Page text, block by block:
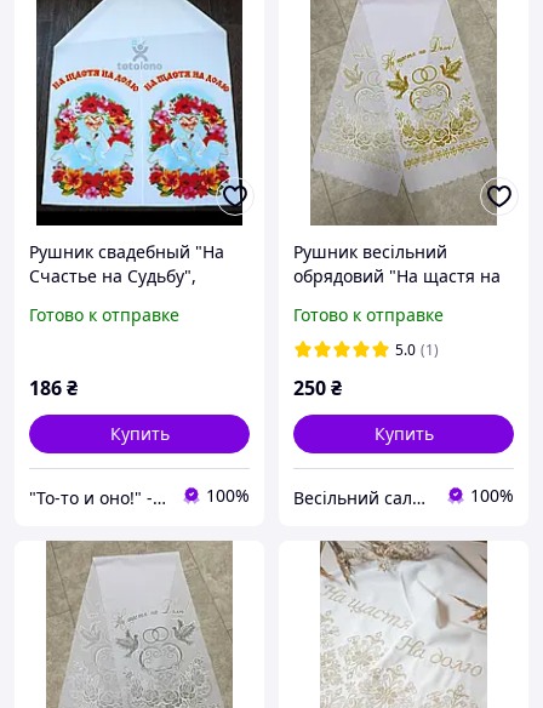
Рушник свадебный "На
Счастье на Судьбу",
ноги "На счастье на
Готово к отправке
186₴
Купить
"То-то и оно!" - Мультимаркет праздника 100%
Рушник весільний
обрядовий "На щастя на
вінчання із золотим
напиленням
Готово к отправке
5.0 (1)
250₴
Купить
Весільний салон «Ніколь» 100%